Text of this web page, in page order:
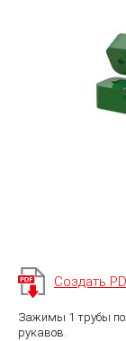
Создать
Зажимы 1 трубы
рукавов.